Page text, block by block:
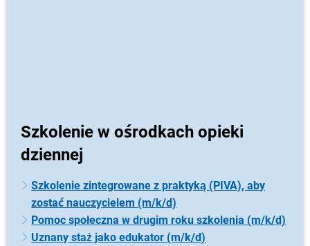
Szkolenie w ośrodkach opieki
dziennej
Szkolenie zintegrowane z praktyką (PIVA), aby
zostać nauczycielem (m/k/d)
Pomoc społeczna w drugim roku szkolenia (m/k/d)
Uznany staż jako edukator (m/k/d)